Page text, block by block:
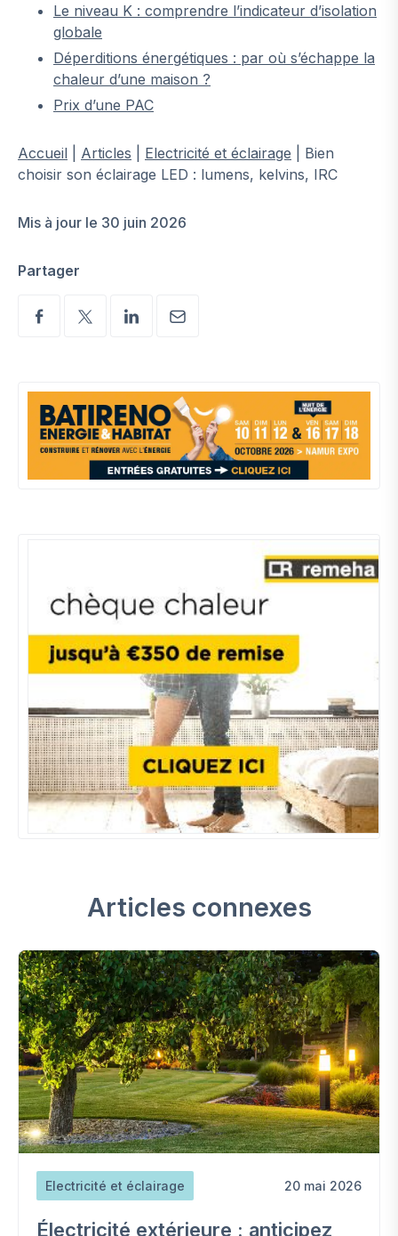
Le niveau K : comprendre l’indicateur d’isolation
globale
Déperditions énergétiques : par où s’échappe la
chaleur d’une maison ?
Prix d’une PAC
Accueil Articles Electricité et éclairage
Bien
choisir son éclairage LED : lumens, kelvins, IRC
Mis à jour le 30 juin 2026
Partager
Articles connexes
Electricité et éclairage 20 mai 2026
Électricité extérieure : anticipez